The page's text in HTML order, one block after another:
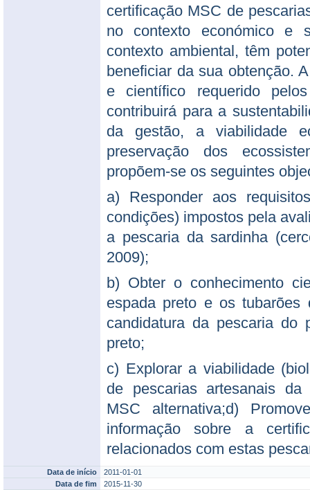
certificação MSC de
no contexto económico e
contexto ambiental, têm
beneficiar da sua obtenção.
e científico requerido
contribuirá para a
da gestão, a viabilidade
preservação dos
propõem-se os seguintes
a) Responder aos
condições) impostos pela
a pescaria da sardinha
2009);
b) Obter o conhecimento
espada preto e os tubarões
candidatura da pescaria do
preto;
c) Explorar a viabilidade
de pescarias artesanais
MSC alternativa;d)
informação sobre a
relacionados com estas
Data de início
2011-01-01
Data de fim
2015-11-30